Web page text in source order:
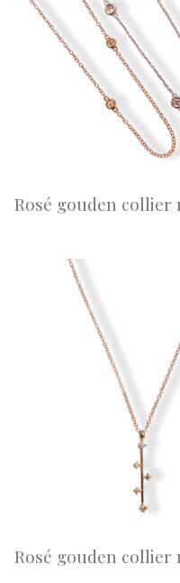
Rosé gouden collier
Rosé gouden collier